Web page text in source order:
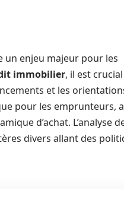
un enjeu majeur pour les
immobilier, il est
et les
pour les emprunteurs,
d’achat. L’analyse
divers allant des